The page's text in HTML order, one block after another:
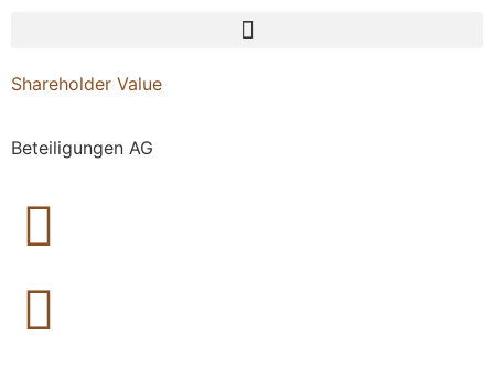
Shareholder Value
Beteiligungen AG